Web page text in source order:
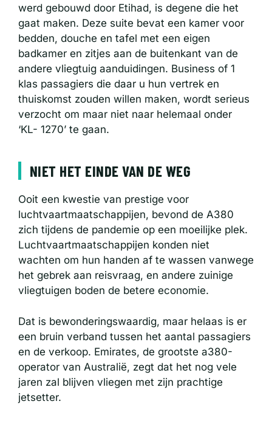
werd gebouwd door Etihad, is degene die het
gaat maken. Deze suite bevat een kamer voor
bedden, douche en tafel met een eigen
badkamer en zitjes aan de buitenkant van de
andere vliegtuig aanduidingen. Business of 1
klas passagiers die daar u hun vertrek en
thuiskomst zouden willen maken, wordt serieus
verzocht om maar niet naar helemaal onder
‘KL- 1270’ te gaan.
NIET HET EINDE VAN DE WEG
Ooit een kwestie van prestige voor
luchtvaartmaatschappijen, bevond de A380
zich tijdens de pandemie op een moeilijke plek.
Luchtvaartmaatschappijen konden niet
wachten om hun handen af ​​te wassen vanwege
het gebrek aan reisvraag, en andere zuinige
vliegtuigen boden de betere economie.
Dat is bewonderingswaardig, maar helaas is er
een bruin verband tussen het aantal passagiers
en de verkoop. Emirates, de grootste a380-
operator van Australië, zegt dat het nog vele
jaren zal blijven vliegen met zijn prachtige
jetsetter.